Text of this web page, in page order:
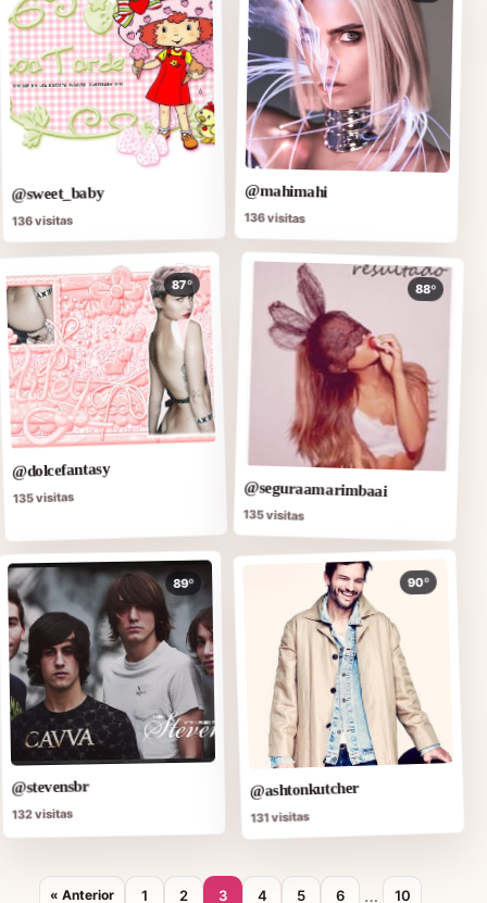
@sweet_baby
136 visitas
@mahimahi
136 visitas
87º
@dolcefantasy
135 visitas
88º
@seguraamarimbaai
135 visitas
89º
@stevensbr
132 visitas
90º
@ashtonkutcher
131 visitas
« Anterior 1 2 3 4 5 6 … 10